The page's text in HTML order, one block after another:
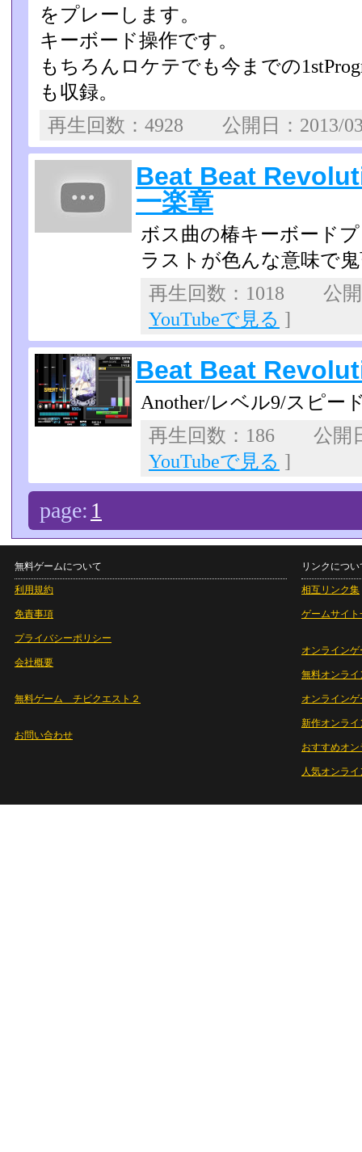
をプレーします。
キーボード操作です。
もちろんロケテでも今までの
も収録。
再生回数：4928 公開日：
Beat Beat
一楽章
ボス曲の椿キーボード
ラストが色んな意味で
再生回数：1018 公
YouTubeで見る ]
Beat Beat
Another/レベル9/スピー
再生回数：186 公開
YouTubeで見る ]
page: 1
無料ゲームについて
利用規約
免責事項
プライバシーポリシー
会社概要
無料ゲーム チビクエスト２
お問い合わせ
リンクについ
相互リンク集
ゲームサイト
オンラインゲ
無料オンライ
オンライン
新作オンライ
おすすめオ
人気オンラ